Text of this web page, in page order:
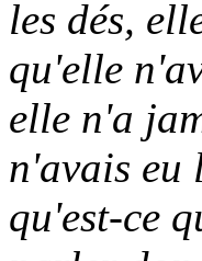
les dés,
qu'elle
elle n'a
n'avais eu
qu'est-ce